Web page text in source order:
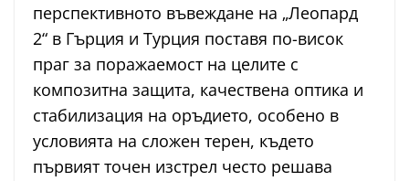
перспективното въвеждане на „Леопард
2“ в Гърция и Турция поставя по-висок
праг за поражаемост на целите с
композитна защита, качествена оптика и
стабилизация на оръдието, особено в
условията на сложен терен, където
първият точен изстрел често решава